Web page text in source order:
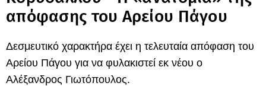
απόφασης του Αρείου Πάγου
Δεσμευτικό χαρακτήρα έχει η τελευταία απόφαση του
Αρείου Πάγου για να φυλακιστεί εκ νέου ο
Αλέξανδρος Γιωτόπουλος.